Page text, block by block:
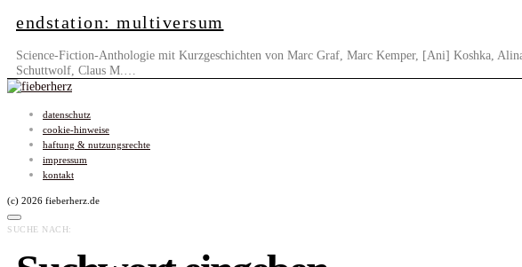
endstation: multiversum
Science-Fiction-Anthologie mit Kurzgeschichten von Marc Graf, Marc Kemper, [Ani] Koshka,
Schuttwolf, Claus M.…
datenschutz
cookie-hinweise
haftung & nutzungsrechte
impressum
kontakt
(c) 2026 fieberherz.de
SUCHE NACH: